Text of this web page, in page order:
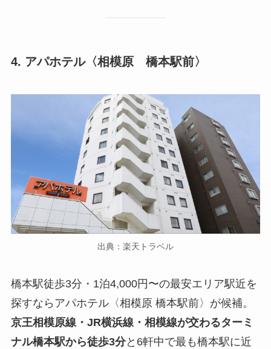
4. アパホテル〈相模原 橋本駅前〉
出典：楽天トラベル
橋本駅徒歩3分・1泊4,000円〜の最安エリア駅近を
探すならアパホテル〈相模原 橋本駅前〉が候補。
京王相模原線・JR横浜線・相模線が交わるターミ
ナル橋本駅から徒歩3分と6軒中で最も橋本駅に近